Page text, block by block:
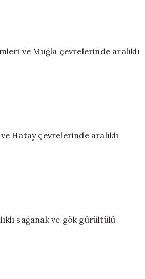
ve Muğla çevrelerinde aralıklı
Hatay çevrelerinde aralıklı
sağanak ve gök gürültülü